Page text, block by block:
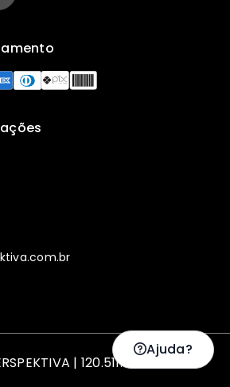
| 120.511.128-00
Ajuda?